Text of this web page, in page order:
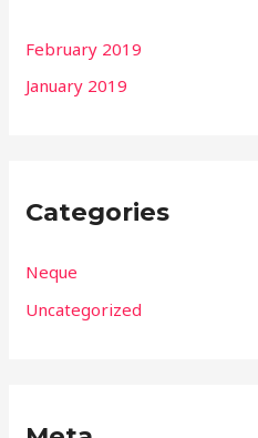
February 2019
January 2019
Categories
Neque
Uncategorized